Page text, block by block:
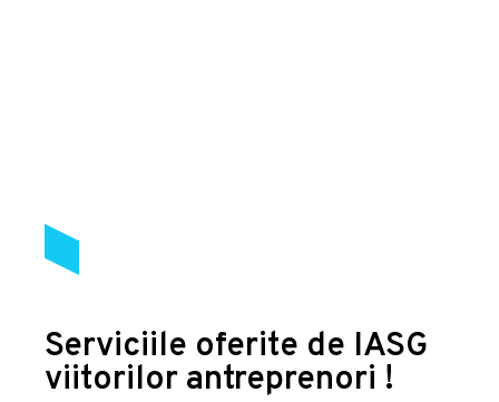
Serviciile oferite de IASG
viitorilor antreprenori !